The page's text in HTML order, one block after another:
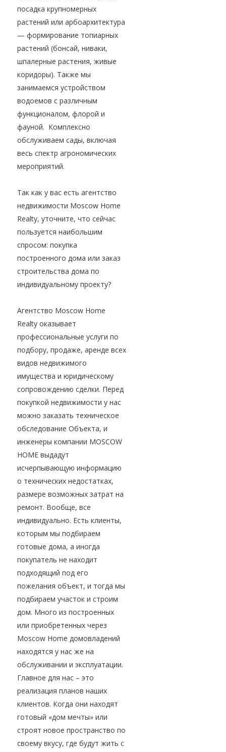
посадка крупномерных
растений или арбоархитектура
— формирование топиарных
растений (бонсай, ниваки,
шпалерные растения, живые
коридоры). Также мы
занимаемся устройством
водоемов с различным
функционалом, флорой и
фауной. Комплексно
обслуживаем сады, включая
весь спектр агрономических
мероприятий.
Так как у вас есть агентство
недвижимости Moscow Home
Realty, уточните, что сейчас
пользуется наибольшим
спросом: покупка
построенного дома или заказ
строительства дома по
индивидуальному проекту?
Агентство Moscow Home
Realty оказывает
профессиональные услуги по
подбору, продаже, аренде всех
видов недвижимого
имущества и юридическому
сопровождению сделки. Перед
покупкой недвижимости у нас
можно заказать техническое
обследование Объекта, и
инженеры компании MOSCOW
HOME выдадут
исчерпывающую информацию
о технических недостатках,
размере возможных затрат на
ремонт. Вообще, все
индивидуально. Есть клиенты,
которым мы подбираем
готовые дома, а иногда
покупатель не находит
подходящий под его
пожелания объект, и тогда мы
подбираем участок и строим
дом. Много из построенных
или приобретенных через
Moscow Home домовладений
находятся у нас же на
обслуживании и эксплуатации.
Главное для нас – это
реализация планов наших
клиентов. Когда они находят
готовый «дом мечты» или
строят новое пространство по
своему вкусу, где будут жить с